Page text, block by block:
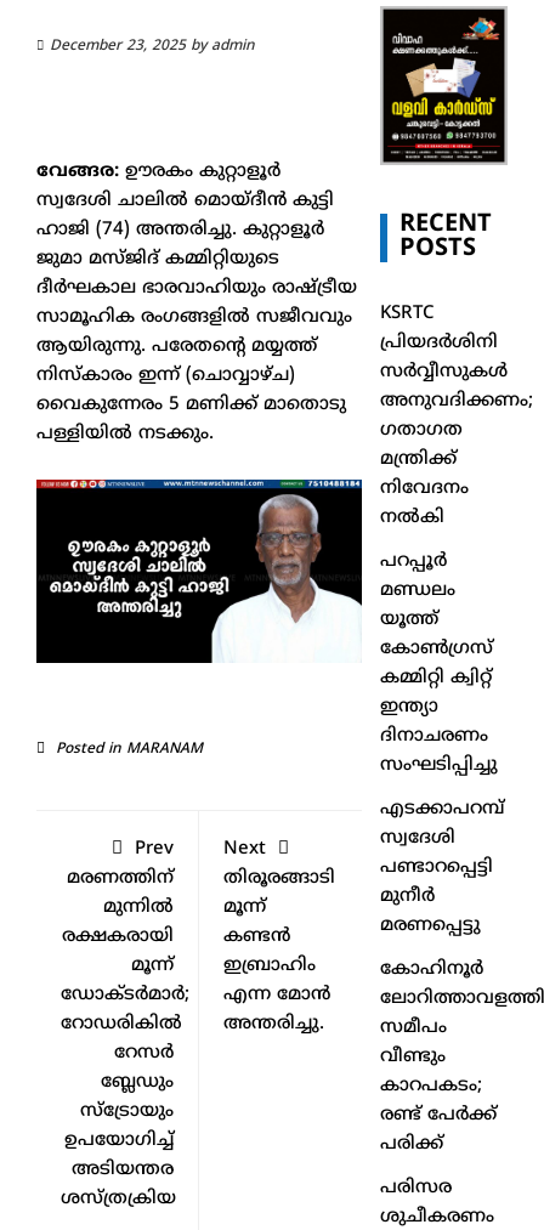
December 23, 2025by admin
വേങ്ങര: ഊരകം കുറ്റാളൂർ
സ്വദേശി ചാലിൽ മൊയ്‌ദീൻ കുട്ടി
ഹാജി (74) അന്തരിച്ചു. കുറ്റാളൂർ
ജുമാ മസ്ജിദ് കമ്മിറ്റിയുടെ
ദീർഘകാല ഭാരവാഹിയും രാഷ്ട്രീയ
സാമൂഹിക രംഗങ്ങളിൽ സജീവവും
ആയിരുന്നു. പരേതന്റെ മയ്യത്ത്
നിസ്കാരം ഇന്ന് (ചൊവ്വാഴ്ച)
വൈകുന്നേരം 5 മണിക്ക് മാതൊടു
പള്ളിയിൽ നടക്കും.
Posted in MARANAM
Prev
മരണത്തിന്
മുന്നിൽ
രക്ഷകരായി
മൂന്ന്
ഡോക്ടർമാർ;
റോഡരികിൽ
റേസർ
ബ്ലേഡും
സ്ട്രോയും
ഉപയോഗിച്ച്
അടിയന്തര
ശസ്ത്രക്രിയ
Next
തിരൂരങ്ങാടി
മൂന്ന്
കണ്ടൻ
ഇബ്രാഹിം
എന്ന മോൻ
അന്തരിച്ചു.
RECENT
POSTS
KSRTC
പ്രിയദർശിനി
സർവ്വീസുകൾ
അനുവദിക്കണം;
ഗതാഗത
മന്ത്രിക്ക്
നിവേദനം
നൽകി
പറപ്പൂർ
മണ്ഡലം
യൂത്ത്
കോൺഗ്രസ്
കമ്മിറ്റി ക്വിറ്റ്
ഇന്ത്യാ
ദിനാചരണം
സംഘടിപ്പിച്ചു
എടക്കാപറമ്പ്
സ്വദേശി
പണ്ടാറപ്പെട്ടി
മുനീർ
മരണപ്പെട്ടു
കോഹിനൂർ
സമീപം
വീണ്ടും
കാറപകടം;
രണ്ട് പേർക്ക്
പരിക്ക്
പരിസര
ശുചീകരണം